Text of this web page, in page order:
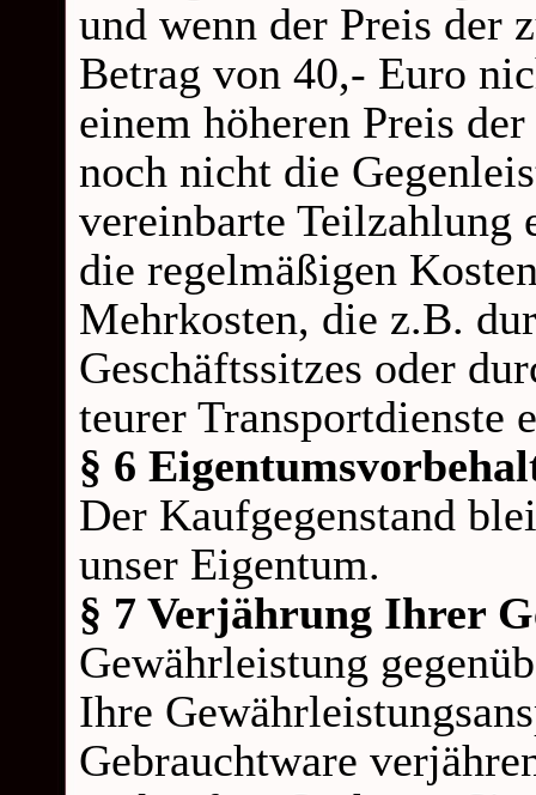
und wenn der Preis der
Betrag von 40,- Euro
einem höheren Preis
noch nicht die
vereinbarte Teilzahlung
die regelmäßigen
Mehrkosten, die z.B.
Geschäftssitzes oder
teurer Transportdienste
§ 6
Der Kaufgegenstand
unser Eigentum.
§ 7 Verjährung Ihrer
Gewährleistung
Ihre
Gebrauchtware